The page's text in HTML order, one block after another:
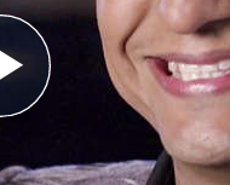
Play